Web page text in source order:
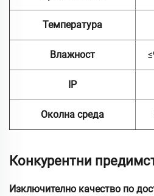
Температура
Влажност
IP
Околна среда
Конкурентни
Изключително качество по